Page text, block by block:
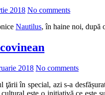
2018 No comments
Nautilus, în haine noi, după
2018 No comments
în special, azi s-a
este o inițiativă ce este